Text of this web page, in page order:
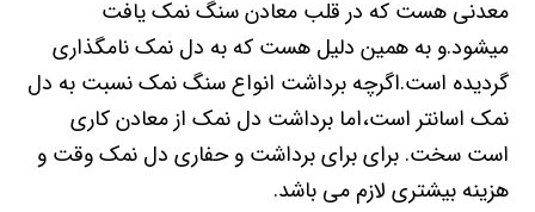
معدنی هست که در قلب معادن سنگ نمک یافت
میشود.و به همین دلیل هست که به دل نمک نامگذاری
گردیده است.اگرچه برداشت انواع سنگ نمک نسبت به دل
نمک اسانتر است،اما برداشت دل نمک از معادن کاری
است سخت. برای برای برداشت و حفاری دل نمک وقت و
هزینه بیشتری لازم می باشد.